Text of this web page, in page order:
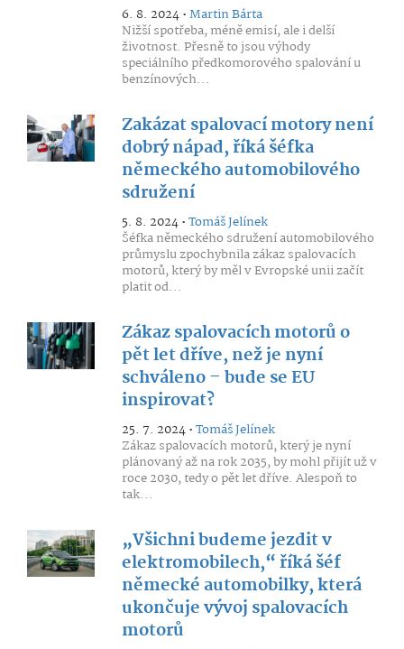
6. 8. 2024 •Martin Bárta
Nižší spotřeba, méně emisí, ale i delší
životnost. Přesně to jsou výhody
speciálního předkomorového spalování u
benzínových...
Zakázat spalovací motory není
dobrý nápad, říká šéfka
německého automobilového
sdružení
5. 8. 2024 •Tomáš Jelínek
Šéfka německého sdružení automobilového
průmyslu zpochybnila zákaz spalovacích
motorů, který by měl v Evropské unii začít
platit od...
Zákaz spalovacích motorů o
pět let dříve, než je nyní
schváleno – bude se EU
inspirovat?
25. 7. 2024 •Tomáš Jelínek
Zákaz spalovacích motorů, který je nyní
plánovaný až na rok 2035, by mohl přijít už v
roce 2030, tedy o pět let dříve. Alespoň to
tak...
„Všichni budeme jezdit v
elektromobilech,“ říká šéf
německé automobilky, která
ukončuje vývoj spalovacích
motorů